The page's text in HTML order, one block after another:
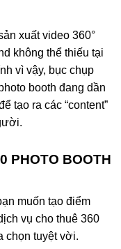
xuất video 360°
không thể thiếu tại
vì vậy, bục chụp
booth đang dần
tạo ra các “content”
PHOTO BOOTH
muốn tạo điểm
vụ cho thuê 360
chọn tuyệt vời.